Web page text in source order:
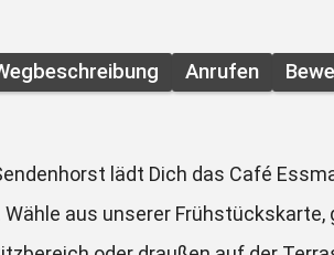
Anrufen
lädt Dich das Café
aus unserer Frühstückskarte,